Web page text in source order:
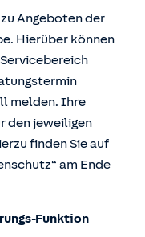
Angeboten der
Hierüber können
melden. Ihre
den jeweiligen
finden Sie auf
am Ende
Funktion